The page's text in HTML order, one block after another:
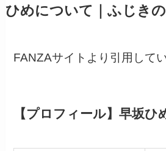
ひめについて｜ふじき
FANZAサイトより引用してい
【プロフィール】早坂ひ